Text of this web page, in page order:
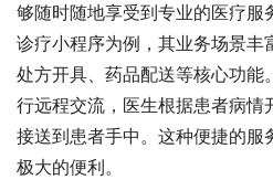
够随时随地享受到专业的医疗服
诊疗小程序为例，其业务场景丰
处方开具、药品配送等核心功能
行远程交流，医生根据患者病情
接送到患者手中。这种便捷的服
极大的便利。